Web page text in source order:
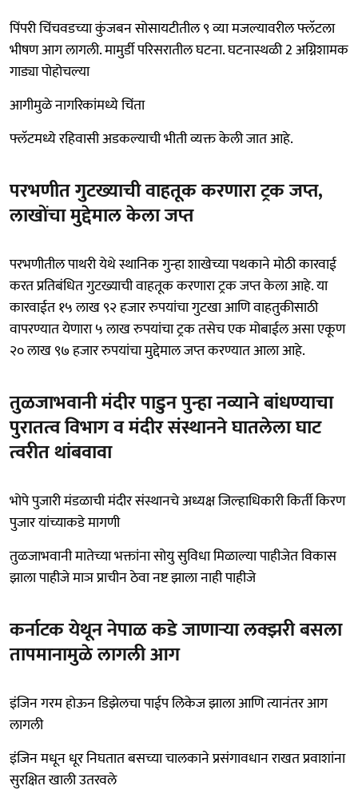
पिंपरी चिंचवडच्या कुंजबन सोसायटीतील ९ व्या मजल्यावरील फ्लॅटला
भीषण आग लागली. मामुर्डी परिसरातील घटना. घटनास्थळी 2 अग्निशामक
गाड्या पोहोचल्या
आगीमुळे नागरिकांमध्ये चिंता
फ्लॅटमध्ये रहिवासी अडकल्याची भीती व्यक्त केली जात आहे.
परभणीत गुटख्याची वाहतूक करणारा ट्रक जप्त,
लाखोंचा मुद्देमाल केला जप्त
परभणीतील पाथरी येथे स्थानिक गुन्हा शाखेच्या पथकाने मोठी कारवाई
करत प्रतिबंधित गुटख्याची वाहतूक करणारा ट्रक जप्त केला आहे. या
कारवाईत १५ लाख ९२ हजार रुपयांचा गुटखा आणि वाहतुकीसाठी
वापरण्यात येणारा ५ लाख रुपयांचा ट्रक तसेच एक मोबाईल असा एकूण
२० लाख ९७ हजार रुपयांचा मुद्देमाल जप्त करण्यात आला आहे.
तुळजाभवानी मंदीर पाडुन पुन्हा नव्याने बांधण्याचा
पुरातत्व विभाग व मंदीर संस्थानने घातलेला घाट
त्वरीत थांबवावा
भोपे पुजारी मंडळाची मंदीर संस्थानचे अध्यक्ष जिल्हाधिकारी किर्ती किरण
पुजार यांच्याकडे मागणी
तुळजाभवानी मातेच्या भक्तांना सोयु सुविधा मिळाल्या पाहीजेत विकास
झाला पाहीजे माञ प्राचीन ठेवा नष्ट झाला नाही पाहीजे
कर्नाटक येथून नेपाळ कडे जाणाऱ्या लक्झरी बसला
तापमानामुळे लागली आग
इंजिन गरम होऊन डिझेलचा पाईप लिकेज झाला आणि त्यानंतर आग
लागली
इंजिन मधून धूर निघतात बसच्या चालकाने प्रसंगावधान राखत प्रवाशांना
सुरक्षित खाली उतरवले